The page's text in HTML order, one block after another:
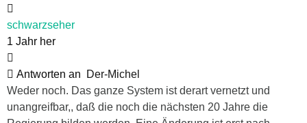
schwarzseher
1 Jahr her
Antworten an
Der-Michel
Weder noch. Das ganze System ist derart vernetzt und
unangreifbar,, daß die noch die nächsten 20 Jahre die